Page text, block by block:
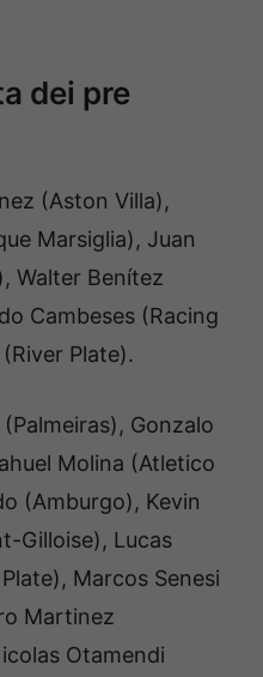
dei pre
(Aston Villa),
Marsiglia), Juan
Walter Benítez
Cambeses (Racing
Plate).
Gonzalo
Molina (Atletico
(Amburgo), Kevin
Gilloise), Lucas
Marcos Senesi
Martinez
Otamendi